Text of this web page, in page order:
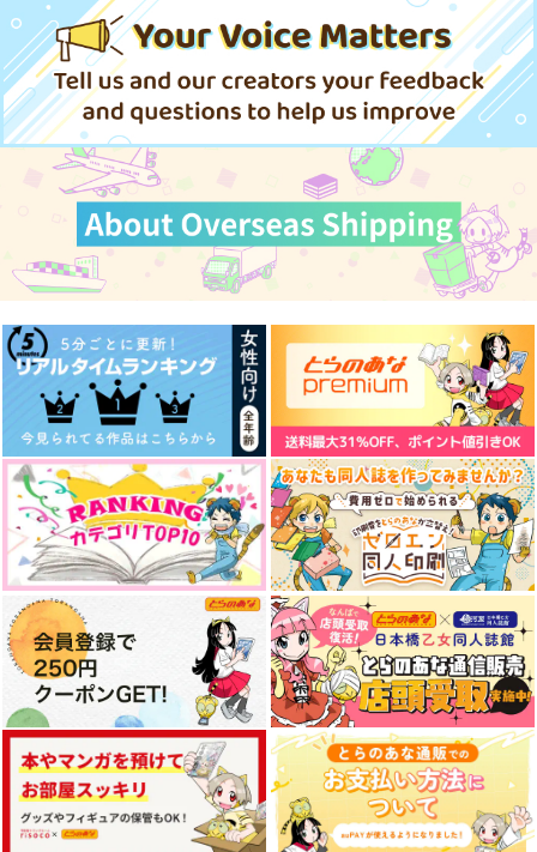
作品詳細 作品詳細 作品詳細
In The Dark
ctrl＋
787円（税込）
山姥切長義×山姥切国広
サンプル
作品詳細
賞味期限は昨日
PINK POWER
472 （税込）
山姥切国広×山姥切長義
サンプル
作品詳細
バース・クライ
エダツミ
1,430円 （税込）
山姥切国広×山姥切長義
サンプル
作品詳細
無自覚な愛の伝え方
極伯仲初伯仲
いづれあやめか…